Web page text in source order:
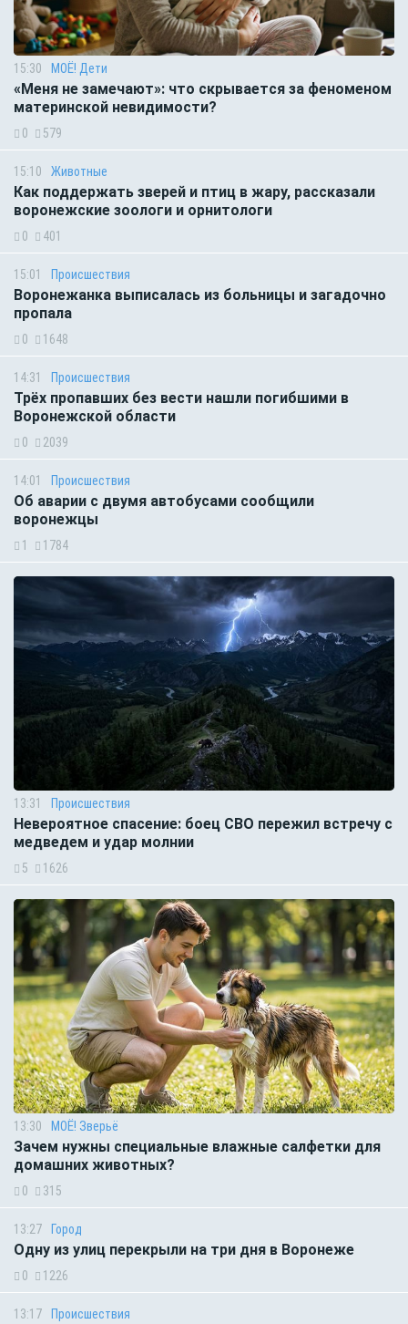
15:30 МОЁ! Дети
«Меня не замечают»: что скрывается за феноменом
материнской невидимости?
0 579
15:10 Животные
Как поддержать зверей и птиц в жару, рассказали
воронежские зоологи и орнитологи
0 401
15:01 Происшествия
Воронежанка выписалась из больницы и загадочно
пропала
0 1648
14:31 Происшествия
Трёх пропавших без вести нашли погибшими в
Воронежской области
0 2039
14:01 Происшествия
Об аварии с двумя автобусами сообщили
воронежцы
1 1784
13:31 Происшествия
Невероятное спасение: боец СВО пережил встречу с
медведем и удар молнии
5 1626
13:30 МОЁ! Зверьё
Зачем нужны специальные влажные салфетки для
домашних животных?
0 315
13:27 Город
Одну из улиц перекрыли на три дня в Воронеже
0 1226
13:17 Происшествия